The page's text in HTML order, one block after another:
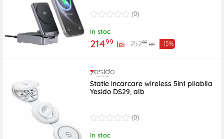
(0)
In stoc
21499 lei 25299 lei -15%
Statie incarcare wireless 5in1 pliabila
Yesido DS29, alb
(0)
In stoc